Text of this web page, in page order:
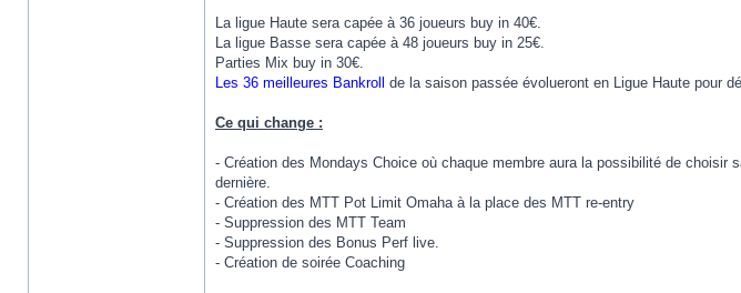
La ligue Haute sera capée à 36 joueurs buy in 40€.
La ligue Basse sera capée à 48 joueurs buy in 25€.
Parties Mix buy in 30€.
Les 36 meilleures Bankroll
de la saison passée évolueront en Ligue Haute pour
Ce qui change :
- Création des Mondays Choice où chaque membre aura la possibilité de
dernière.
- Création des MTT Pot Limit Omaha à la place des MTT re-entry
- Suppression des MTT Team
- Suppression des Bonus Perf live.
- Création de soirée Coaching